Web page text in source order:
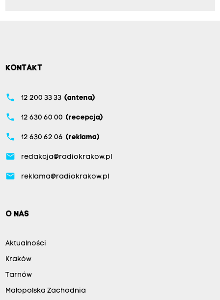
KONTAKT
phone 12 200 33 33 (antena)
phone 12 630 60 00 (recepcja)
phone 12 630 62 06 (reklama)
email redakcja@radiokrakow.pl
email reklama@radiokrakow.pl
O NAS
Aktualności
Kraków
Tarnów
Małopolska Zachodnia